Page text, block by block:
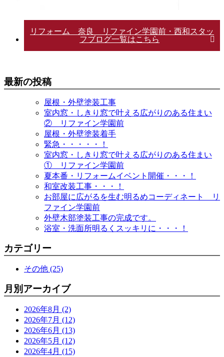
リフォーム 奈良 リファイン学園前・西和スタッ
フブログ一覧はこちら
最新の投稿
屋根・外壁塗装工事
室内窓・しきり窓で叶える広がりのある住まい
② リファイン学園前
屋根・外壁塗装着手
緊急・・・・・！
室内窓・しきり窓で叶える広がりのある住まい
① リファイン学園前
夏本番・リフォームイベント開催・・・！
和室改装工事・・・！
お部屋に広がるを生む明るめコーディネート リ
ファイン学園前
外壁木部塗装工事の完成です。
浴室・洗面所明るくスッキリに・・・！
カテゴリー
その他 (25)
月別アーカイブ
2026年8月 (2)
2026年7月 (12)
2026年6月 (13)
2026年5月 (12)
2026年4月 (15)